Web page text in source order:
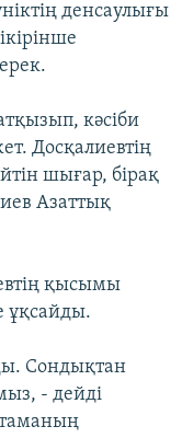
денсаулығы
кәсіби
Досқалиевтің
шығар, бірақ
Азаттық
қысымы
ұқсайды.
Сондықтан
- дейді